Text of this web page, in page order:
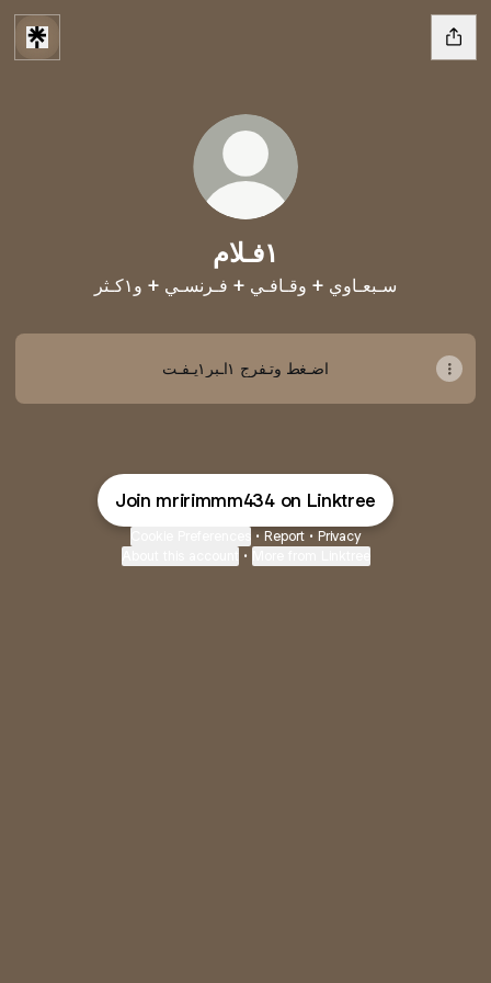
١فـلام
سـبعـاوي + وقـافـي + فـرنسـي + و١كـثر
اضـغط وتـفرج ١اـبر١يـفـت
Join mririmmm434 on Linktree
• Report • Privacy
•